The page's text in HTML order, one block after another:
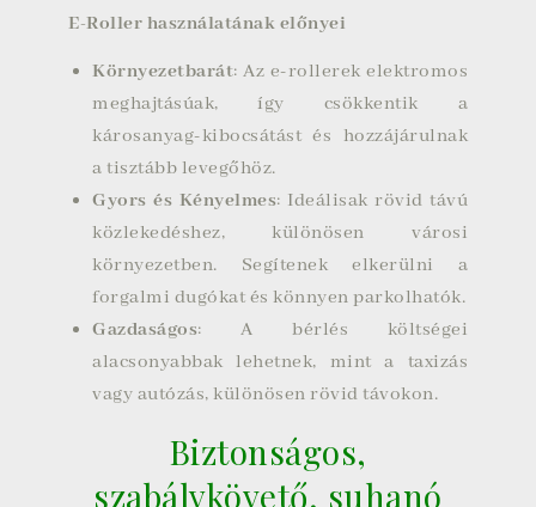
E-Roller használatának előnyei
Környezetbarát: Az e-rollerek elektromos
meghajtásúak, így csökkentik a
károsanyag-kibocsátást és hozzájárulnak
a tisztább levegőhöz.
Gyors és Kényelmes: Ideálisak rövid távú
közlekedéshez, különösen városi
környezetben. Segítenek elkerülni a
forgalmi dugókat és könnyen parkolhatók.
Gazdaságos: A bérlés költségei
alacsonyabbak lehetnek, mint a taxizás
vagy autózás, különösen rövid távokon.
Biztonságos,
szabálykövető, suhanó